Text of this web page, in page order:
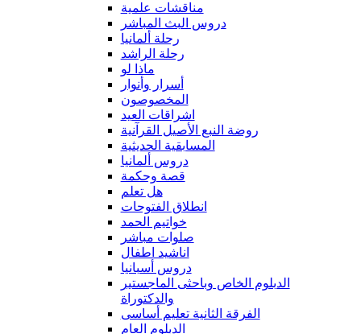
مناقشات علمية
دروس البث المباشر
رحلة ألمانيا
رحلة الراشد
ماذا لو
أسرار وأنوار
المخصوصون
اشراقات العيد
روضة النبع الأصيل القرآنية
المسابقية الحديثية
دروس ألمانيا
قصة وحكمة
هل تعلم
انطلاق الفتوحات
خواتيم الحمد
صلوات مباشر
اناشيد اطفال
دروس أسبانيا
الدبلوم الخاص وباحثى الماجستير
والدكتوراة
الفرقة الثانية تعليم أساسى
الدبلوم العام